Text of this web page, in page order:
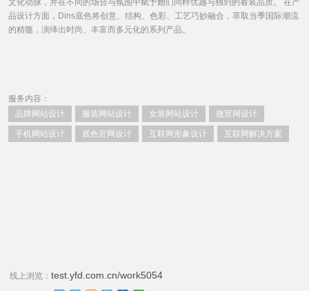
文化动脉，并在不同的场合与氛围中赋予她们同样优越与独到的着装品质。 在产
品设计方面，Dins底色将创意、结构、色彩、工艺巧妙融合，萃取当季国际潮流
的精髓，演绎出时尚、丰富而多元化的系列产品。
服务内容：
品牌网站设计
服装网站设计 女装网站设计 微官网设计
手机网站设计 底色官网设计 互联网形象设计 互联网解决方案
线上浏览： test.yfd.com.cn/work5054